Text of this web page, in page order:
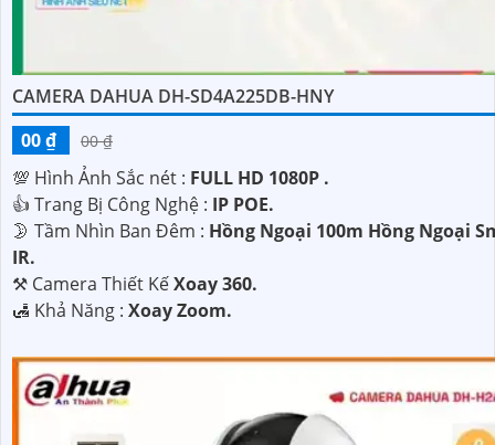
CAMERA DAHUA DH-SD4A225DB-HNY
00 ₫
00 ₫
💯 Hình Ảnh Sắc nét : FULL HD 1080P .
👍 Trang Bị Công Nghệ : IP POE.
🌛 Tầm Nhìn Ban Đêm : Hồng Ngoại 100m Hồng Ngoại
IR.
⚒ Camera Thiết KếXoay 360.
️🛃 Khả Năng : Xoay Zoom.